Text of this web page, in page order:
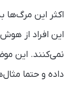
اکثر این مرگ‌ها
این افراد از
نمی‌کنند. این
داده و حتما